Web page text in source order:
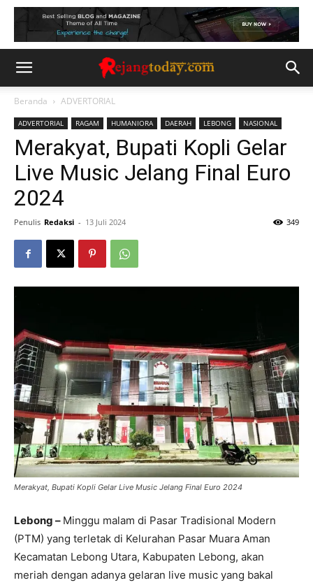
Beranda ADVERTORIAL
ADVERTORIAL RAGAM HUMANIORA DAERAH LEBONG NASIONAL
Merakyat, Bupati Kopli Gelar
Live Music Jelang Final Euro
2024
Penulis Redaksi - 13 Juli 2024 349
Merakyat, Bupati Kopli Gelar Live Music Jelang Final Euro 2024
Lebong – Minggu malam di Pasar Tradisional Modern
(PTM) yang terletak di Kelurahan Pasar Muara Aman
Kecamatan Lebong Utara, Kabupaten Lebong, akan
meriah dengan adanya gelaran live music yang bakal